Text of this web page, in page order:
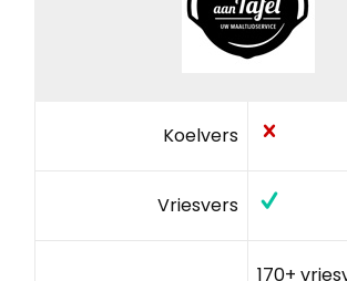
Koelvers
Vriesvers
170+